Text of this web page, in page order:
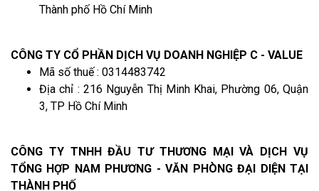
Thành phố Hồ Chí Minh
CÔNG TY CỔ PHẦN DỊCH VỤ DOANH NGHIỆP C - VALUE
Mã số thuế : 0314483742
Địa chỉ : 216 Nguyễn Thị Minh Khai, Phường 06, Quận
3, TP Hồ Chí Minh
CÔNG TY TNHH ĐẦU TƯ THƯƠNG MẠI VÀ DỊCH VỤ
TỔNG HỢP NAM PHƯƠNG - VĂN PHÒNG ĐẠI DIỆN TẠI
THÀNH PHỐ